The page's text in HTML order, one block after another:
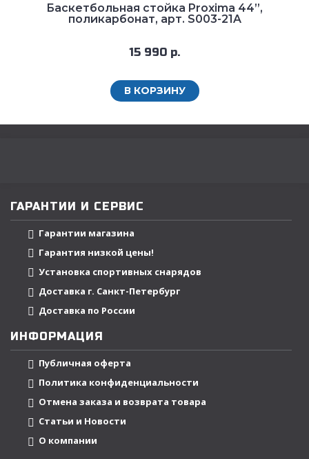
Баскетбольная стойка Proxima 44”,
поликарбонат, арт. S003-21A
15 990 р.
В КОРЗИНУ
ГАРАНТИИ И СЕРВИС
Гарантии магазина
Гарантия низкой цены!
Установка спортивных снарядов
Доставка г. Санкт-Петербург
Доставка по России
ИНФОРМАЦИЯ
Публичная оферта
Политика конфиденциальности
Отмена заказа и возврата товара
Статьи и Новости
О компании